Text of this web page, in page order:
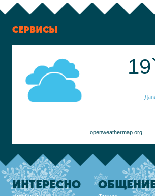
СЕРВИСЫ
openweathermap.org
ИНТЕРЕСНО